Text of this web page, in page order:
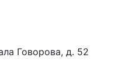
Говорова, д. 52